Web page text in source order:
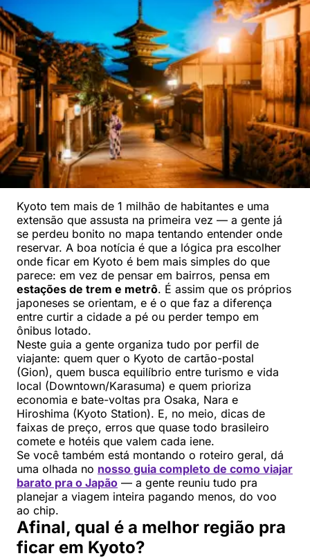
Kyoto tem mais de 1 milhão de habitantes e uma
extensão que assusta na primeira vez — a gente já
se perdeu bonito no mapa tentando entender onde
reservar. A boa notícia é que a lógica pra escolher
onde ficar em Kyoto é bem mais simples do que
parece: em vez de pensar em bairros, pensa em
estações de trem e metrô. É assim que os próprios
japoneses se orientam, e é o que faz a diferença
entre curtir a cidade a pé ou perder tempo em
ônibus lotado.
Neste guia a gente organiza tudo por perfil de
viajante: quem quer o Kyoto de cartão-postal
(Gion), quem busca equilíbrio entre turismo e vida
local (Downtown/Karasuma) e quem prioriza
economia e bate-voltas pra Osaka, Nara e
Hiroshima (Kyoto Station). E, no meio, dicas de
faixas de preço, erros que quase todo brasileiro
comete e hotéis que valem cada iene.
Se você também está montando o roteiro geral, dá
uma olhada no nosso guia completo de como viajar
barato pra o Japão — a gente reuniu tudo pra
planejar a viagem inteira pagando menos, do voo
ao chip.
Afinal, qual é a melhor região pra
ficar em Kyoto?